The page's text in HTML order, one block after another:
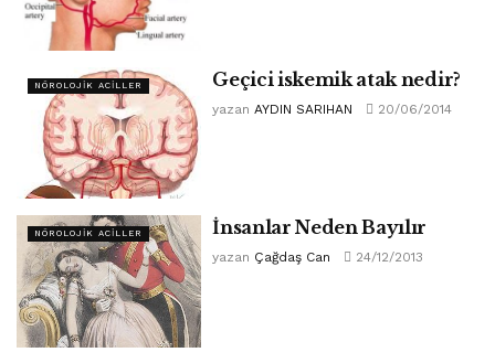
NÖROLOJIK ACILLER Geçici iskemik atak nedir?
yazan AYDIN SARIHAN 20/06/2014
NÖROLOJIK ACILLER İnsanlar Neden Bayılır
yazan Çağdaş Can 24/12/2013